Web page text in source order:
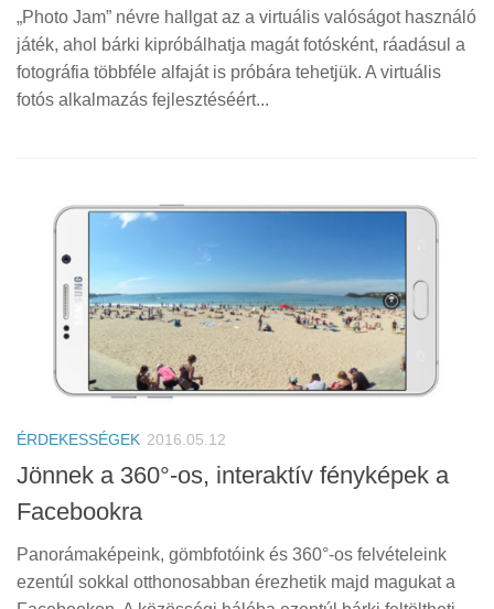
„Photo Jam” névre hallgat az a virtuális valóságot használó
játék, ahol bárki kipróbálhatja magát fotósként, ráadásul a
fotográfia többféle alfaját is próbára tehetjük. A virtuális
fotós alkalmazás fejlesztéséért...
ÉRDEKESSÉGEK 2016.05.12
Jönnek a 360°-os, interaktív fényképek a
Facebookra
Panorámaképeink, gömbfotóink és 360°-os felvételeink
ezentúl sokkal otthonosabban érezhetik majd magukat a